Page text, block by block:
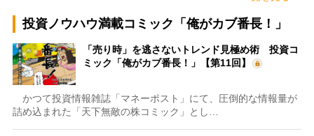
投資ノウハウ満載コミック「俺がカブ番長！」
「売り時」を逃さないトレンド見極め術 投資コ
ミック「俺がカブ番長！」【第11回】
かつて投資情報雑誌「マネーポスト」にて、圧倒的な情報量が
詰め込まれた「天下無敵の株コミック」とし…